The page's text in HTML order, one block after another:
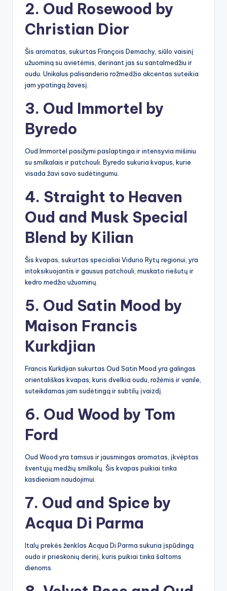
2. Oud Rosewood by
Christian Dior
Šis aromatas, sukurtas François Demachy, siūlo vaisinį
užuominą su avietėmis, derinant jas su santalmedžiu ir
oudu. Unikalus palisanderio rožmedžio akcentas suteikia
jam ypatingą žavesį.
3. Oud Immortel by
Byredo
Oud Immortel pasižymi paslaptinga ir intensyvia mišiniu
su smilkalais ir patchouli. Byredo sukuria kvapus, kurie
visada žavi savo sudėtingumu.
4. Straight to Heaven
Oud and Musk Special
Blend by Kilian
Šis kvapas, sukurtas specialiai Vidurio Rytų regionui, yra
intoksikuojantis ir gausus patchouli, muskato riešutų ir
kedro medžio užuominų.
5. Oud Satin Mood by
Maison Francis
Kurkdjian
Francis Kurkdjian sukurtas Oud Satin Mood yra galingas
orientališkas kvapas, kuris dvelkia oudu, rožėmis ir vanile,
suteikdamas jam sudėtingą ir subtilų įvaizdį.
6. Oud Wood by Tom
Ford
Oud Wood yra tamsus ir jausmingas aromatas, įkvėptas
šventųjų medžių smilkalų. Šis kvapas puikiai tinka
kasdieniam naudojimui.
7. Oud and Spice by
Acqua Di Parma
Italų prekės ženklas Acqua Di Parma sukuria įspūdingą
oudo ir prieskonių derinį, kuris puikiai tinka šaltoms
dienoms.